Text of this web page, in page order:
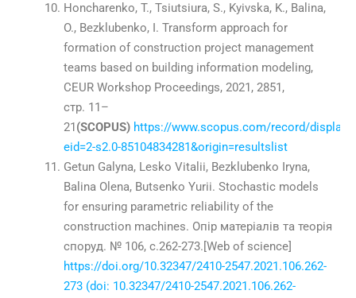
Honcharenko, T., Tsiutsiura, S., Kyivska, K., Balina,
O., Bezklubenko, I. Transform approach for
formation of construction project management
teams based on building information modeling,
CEUR Workshop Proceedings, 2021 , 2851 ,
стр. 11–
21 (SCOPUS) https://www.scopus.com/record/
eid=2-s2.0-85104834281&origin=resultslist
Getun Galyna, Lesko Vitalii, Bezklubenko Iryna,
Balina Olena, Butsenko Yurii. Stochastic models
for ensuring parametric reliability of the
construction machines. Опір матеріалів та теорія
споруд. № 106, с.262-273.[Web of science]
https://doi.org/10.32347/2410-2547.2021.106.262-
273 (doi: 10.32347/2410-2547.2021.106.262-